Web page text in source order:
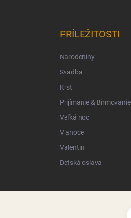
PRÍLEŽITOSTI
Narodeniny
Svadba
Krst
Prijímanie & Birmovanie
Veľká noc
Vianoce
Valentín
Detská oslava